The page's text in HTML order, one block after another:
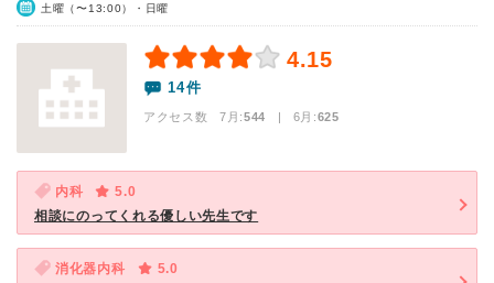
土曜（〜13:00）・日曜
4.15
14件
アクセス数 7月:544 | 6月:625
内科
5.0
相談にのってくれる優しい先生です
消化器内科
5.0